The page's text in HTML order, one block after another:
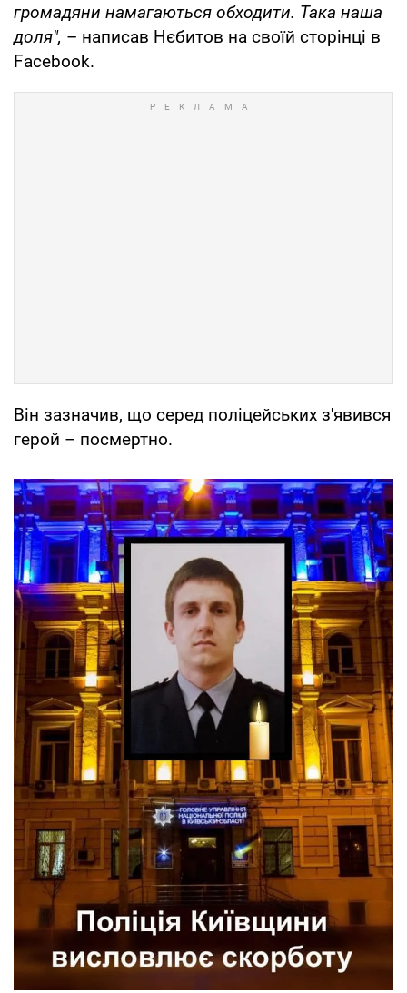
громадяни намагаються обходити. Така наша
доля", – написав Нєбитов на своїй сторінці в
Facebook.
Він зазначив, що серед поліцейських з'явився
герой – посмертно.